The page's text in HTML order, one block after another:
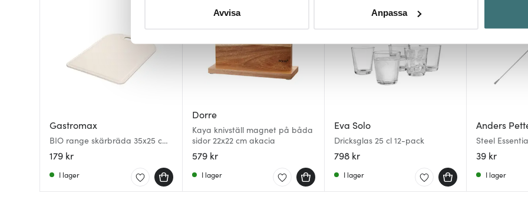
eller dra tillbaka ditt samtycke när som helst från cookie-förklaringen.
Vi använder cookies för att innehållet och annonserna ska anpassas efter det som vi tror att
att vi kan analysera vår trafik och göra hemsidan ännu bättre. Du bestämmer själv vilka
Avvisa Anpassa
Gastromax
BIO range skärbräda 35x25 cm
linne
179 kr
I lager
Dorre
Kaya knivställ magnet på båda
sidor 22x22 cm akacia
579 kr
I lager
Eva Solo
Dricksglas 25 cl 12-pack
798 kr
I lager
Anders
Steel
15,5 cm stål/
39 kr
I lager